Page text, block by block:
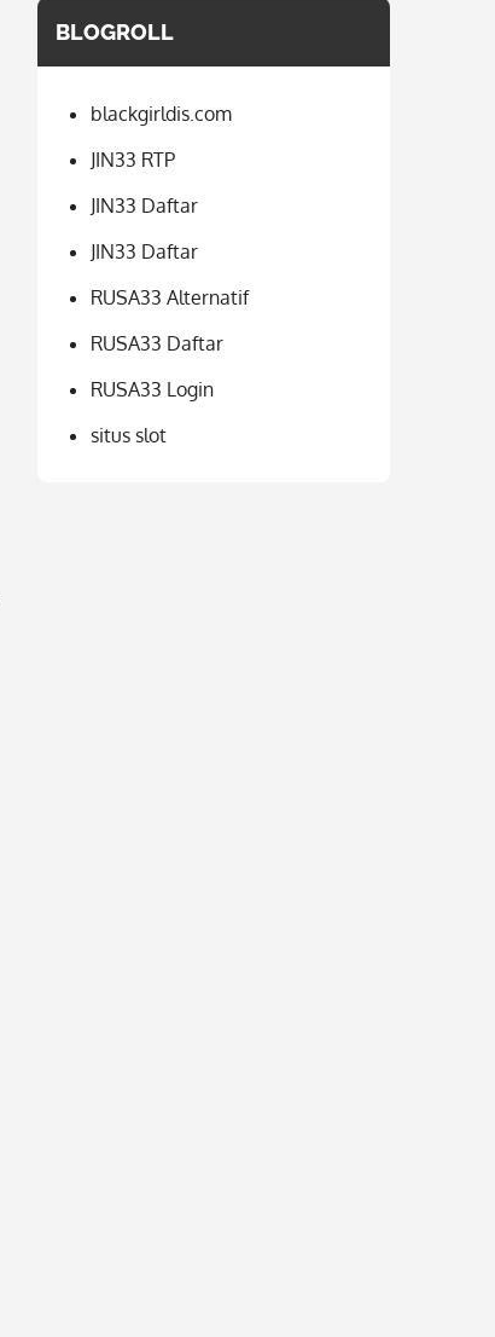
BLOGROLL
blackgirldis.com
JIN33 RTP
JIN33 Daftar
JIN33 Daftar
RUSA33 Alternatif
RUSA33 Daftar
RUSA33 Login
situs slot